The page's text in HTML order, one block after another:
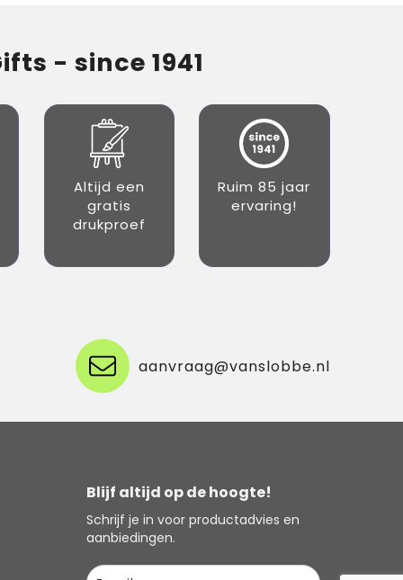
- since 1941
Altijd een
gratis
drukproef
Ruim 85 jaar
ervaring!
aanvraag@vanslobbe.nl
Blijf altijd op de hoogte!
Schrijf je in voor productadvies en
aanbiedingen.